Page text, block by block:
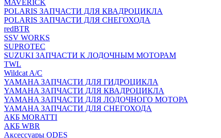
MAVERICK
POLARIS ЗАПЧАСТИ ДЛЯ КВАДРОЦИКЛА
POLARIS ЗАПЧАСТИ ДЛЯ СНЕГОХОДА
redBTR
SSV WORKS
SUPROTEC
SUZUKI ЗАПЧАСТИ К ЛОДОЧНЫМ МОТОРАМ
TWL
Wildcat A/C
YAMAHA ЗАПЧАСТИ ДЛЯ ГИДРОЦИКЛА
YAMAHA ЗАПЧАСТИ ДЛЯ КВАДРОЦИКЛА
YAMAHA ЗАПЧАСТИ ДЛЯ ЛОДОЧНОГО МОТОРА
YAMAHA ЗАПЧАСТИ ДЛЯ СНЕГОХОДА
АКБ MORATTI
АКБ WBR
Аксессуары ODES